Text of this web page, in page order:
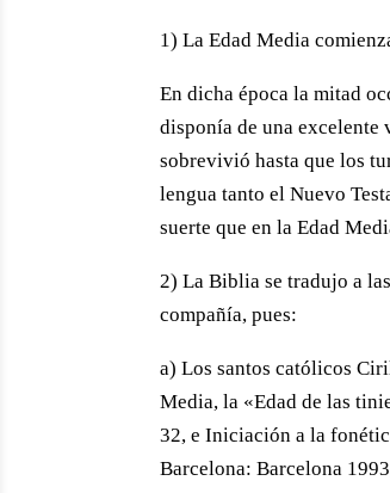
1) La Edad Media
En dicha época la mitad
disponía de una
sobrevivió hasta que los
lengua tanto el Nuevo
suerte que en la Edad
2) La Biblia se tradujo a
compañía, pues:
a) Los santos católicos
Media, la «Edad de las
32, e Iniciación a la
Barcelona: Barcelona